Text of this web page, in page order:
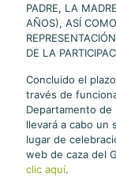
PADRE, LA
AÑOS), ASÍ
DE LA
Concluido el
través de
Departamento
llevará a cabo un
lugar de
web de caza del
clic aquí.